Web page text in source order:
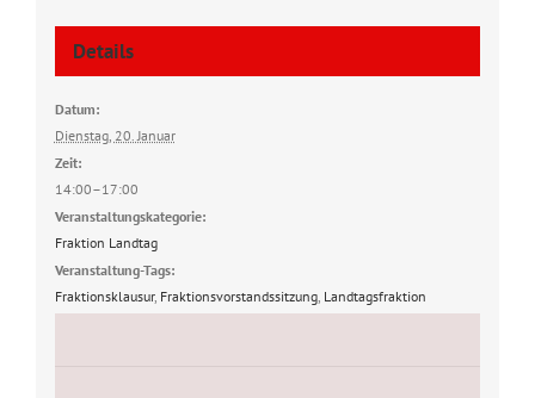
Details
Datum:
Dienstag, 20. Januar
Zeit:
14:00–17:00
Veranstaltungskategorie:
Fraktion Landtag
Veranstaltung-Tags:
Fraktionsklausur, Fraktionsvorstandssitzung, Landtagsfraktion